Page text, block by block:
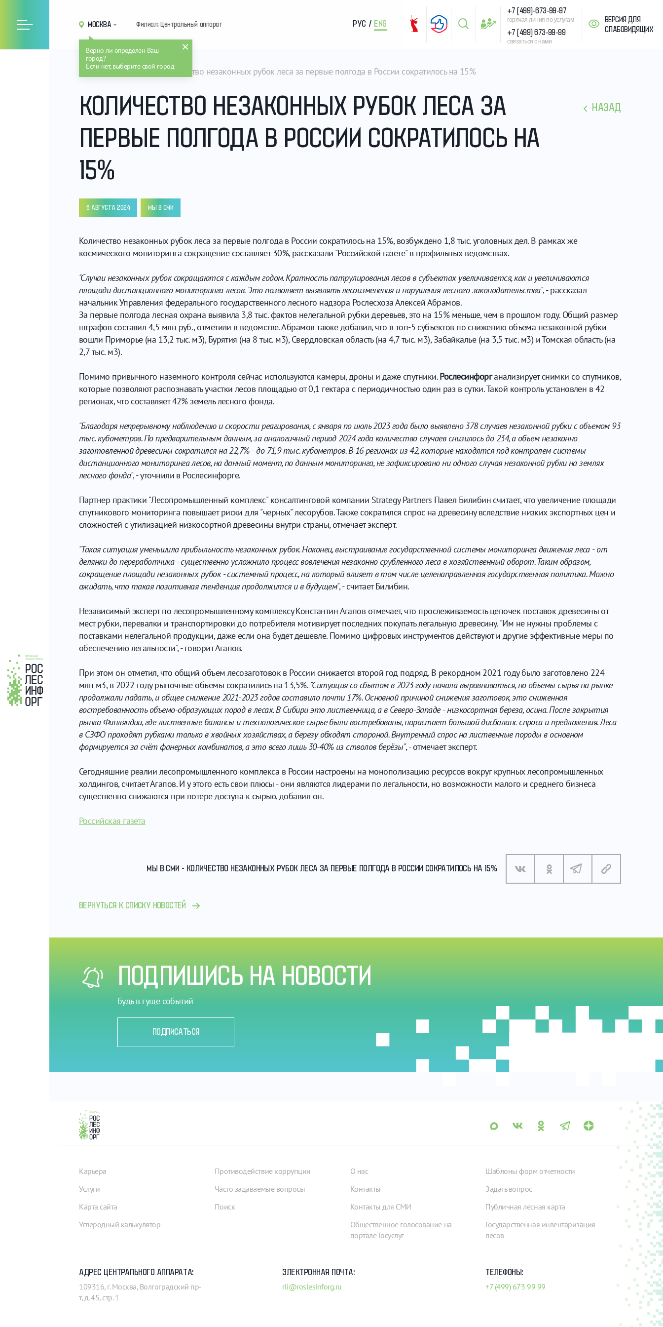
МОСКВА
Верно ли определен Ваш
город?
Если нет, выберите свой город
Филиал: Центральный аппарат РУС / ENG
+7 (499)-673-99-97
горячая линия по услугам
+7 (499) 673-99-99
связаться с нами
ВЕРСИЯ ДЛЯ
СЛАБОВИДЯЩИХ
Главная Новости Количество незаконных рубок леса за первые полгода в России сократилось на 15%
КОЛИЧЕСТВО НЕЗАКОННЫХ РУБОК ЛЕСА ЗА
ПЕРВЫЕ ПОЛГОДА В РОССИИ СОКРАТИЛОСЬ НА
15%
НАЗАД
6 АВГУСТА 2024 МЫ В СМИ
Количество незаконных рубок леса за первые полгода в России сократилось на 15%, возбуждено 1,8 тыс. уголовных дел. В рамках же
космического мониторинга сокращение составляет 30%, рассказали "Российской газете" в профильных ведомствах.
"Случаи незаконных рубок сокращаются с каждым годом. Кратность патрулирования лесов в субъектах увеличивается, как и увеличиваются
площади дистанционного мониторинга лесов. Это позволяет выявлять лесоизменения и нарушения лесного законодательства", - рассказал
начальник Управления федерального государственного лесного надзора Рослесхоза Алексей Абрамов.
За первые полгода лесная охрана выявила 3,8 тыс. фактов нелегальной рубки деревьев, это на 15% меньше, чем в прошлом году. Общий размер
штрафов составил 4,5 млн руб., отметили в ведомстве. Абрамов также добавил, что в топ-5 субъектов по снижению объема незаконной рубки
вошли Приморье (на 13,2 тыс. м3), Бурятия (на 8 тыс. м3), Свердловская область (на 4,7 тыс. м3), Забайкалье (на 3,5 тыс. м3) и Томская область (на
2,7 тыс. м3).
Помимо привычного наземного контроля сейчас используются камеры, дроны и даже спутники.Рослесинфорганализирует снимки со спутников,
которые позволяют распознавать участки лесов площадью от 0,1 гектара с периодичностью один раз в сутки. Такой контроль установлен в 42
регионах, что составляет 42% земель лесного фонда.
"Благодаря непрерывному наблюдению и скорости реагирования, с января по июль 2023 года было выявлено 378 случаев незаконной рубки с объемом 93
тыс. кубометров. По предварительным данным, за аналогичный период 2024 года количество случаев снизилось до 234, а объем незаконно
заготовленной древесины сократился на 22,7% - до 71,9 тыс. кубометров. В 16 регионах из 42, которые находятся под контролем системы
дистанционного мониторинга лесов, на данный момент, по данным мониторинга, не зафиксировано ни одного случая незаконной рубки на землях
лесного фонда", - уточнили в Рослесинфорге.
Партнер практики "Лесопромышленный комплекс" консалтинговой компании Strategy Partners Павел Билибин считает, что увеличение площади
спутникового мониторинга повышает риски для "черных" лесорубов. Также сократился спрос на древесину вследствие низких экспортных цен и
сложностей с утилизацией низкосортной древесины внутри страны, отмечает эксперт.
"Такая ситуация уменьшила прибыльность незаконных рубок. Наконец, выстраивание государственной системы мониторинга движения леса - от
делянки до переработчика - существенно усложнило процесс вовлечения незаконно срубленного леса в хозяйственный оборот. Таким образом,
сокращение площади незаконных рубок - системный процесс, на который влияет в том числе целенаправленная государственная политика. Можно
ожидать, что такая позитивная тенденция продолжится и в будущем", - считает Билибин.
Независимый эксперт по лесопромышленному комплексу Константин Агапов отмечает, что прослеживаемость цепочек поставок древесины от
мест рубки, перевалки и транспортировки до потребителя мотивирует последних покупать легальную древесину. "Им не нужны проблемы с
поставками нелегальной продукции, даже если она будет дешевле. Помимо цифровых инструментов действуют и другие эффективные меры по
обеспечению легальности", - говорит Агапов.
При этом он отметил, что общий объем лесозаготовок в России снижается второй год подряд. В рекордном 2021 году было заготовлено 224
млн м3, в 2022 году рыночные объемы сократились на 13,5%. "Ситуация со сбытом в 2023 году начала выравниваться, но объемы сырья на рынке
продолжали падать, и общее снижение 2021-2023 годов составило почти 17%. Основной причиной снижения заготовок, это сниженная
востребованность объемо-образующих пород в лесах. В Сибири это лиственница, а в Северо-Западе - низкосортная береза, осина. После закрытия
рынка Финляндии, где лиственные балансы и технологическое сырье были востребованы, нарастает большой дисбаланс спроса и предложения. Леса
в СЗФО проходят рубками только в хвойных хозяйствах, а березу обходят стороной. Внутренний спрос на лиственные породы в основном
формируется за счёт фанерных комбинатов, а это всего лишь 30-40% из стволов берёзы", - отмечает эксперт.
Сегодняшние реалии лесопромышленного комплекса в России настроены на монополизацию ресурсов вокруг крупных лесопромышленных
холдингов, считает Агапов. И у этого есть свои плюсы - они являются лидерами по легальности, но возможности малого и среднего бизнеса
существенно снижаются при потере доступа к сырью, добавил он.
Российская газета
МЫ В СМИ - КОЛИЧЕСТВО НЕЗАКОННЫХ РУБОК ЛЕСА ЗА ПЕРВЫЕ ПОЛГОДА В РОССИИ СОКРАТИЛОСЬ НА 15%
ВЕРНУТЬСЯ К СПИСКУ НОВОСТЕЙ
ПОДПИШИСЬ НА НОВОСТИ
будь в гуще событий
ПОДПИСАТЬСЯ
Карьера
Услуги
Карта сайта
Углеродный калькулятор
Противодействие коррупции
Часто задаваемые вопросы
Поиск
О нас
Контакты
Контакты для СМИ
Общественное голосование на
портале Госуслуг
Шаблоны форм отчетности
Задать вопрос
Публичная лесная карта
Государственная инвентаризация
лесов
АДРЕС ЦЕНТРАЛЬНОГО АППАРАТА:
109316, г. Москва, Волгоградский пр-
т, д. 45, стр. 1
ЭЛЕКТРОННАЯ ПОЧТА:
rli@roslesinforg.ru
ТЕЛЕФОНЫ:
+7 (499) 673 99 99